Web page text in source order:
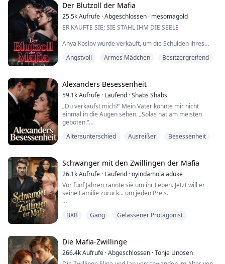
Lucien wurde mit einem Geheimnis geboren.
Einem, das nicht einmal er selbst verstand.
Einem, das sein Vater immer wusste — und ihn dafür
hasste.
führte, lebte Lucien hinter verschlossenen Türen
eingesperr...
Der Blutzoll der Mafia
25.5kAufrufe ·Abgeschlossen · mesomagold
ER KAUFTE SIE; SIE STAHL IHM DIE SEELE
Anya Koslov wurde verkauft, um die Schulden ihres
mächtigste Bratwa Moskaus gemacht. Nun ist sie eine
fürchteten.
„Bitte … ich tue alles“, flüsterte Anya, ihre Stimme ein
dünner, zerbrechlicher Faden in der erdrücken...
Angstvoll Armes Mädchen Besitzergreifend
Alexanders Besessenheit
59.1kAufrufe · Laufend ·Shabs Shabs
„Du verkaufst mich?“ Mein Vater konnte mir nicht
einmal in die Augen sehen. „Solas hat am meisten
geboten.“
mich, seine große Hand legte sich besitzergreifend um
Alexander. „Ich bin der Einzige, der ihre Beine spreizen
darf.“
Er zerrte mich zu seinem ...
Altersunterschied Ausreißer Besessenheit
Schwanger mit den Zwillingen der Mafia
26.1kAufrufe · Laufend ·oyindamola aduke
Vor fünf Jahren rannte sie um ihr Leben. Jetzt will er
seine Familie zurück... um jeden Preis.
Italiens gefürchtetstem Mafia-Boss, entkam Elena
für Verrat verantwortlich gemacht und durch seine
Affären gedemütigt, wurde Elena wie Abfall beis...
BXB Gang Gelassener Protagonist
Die Mafia-Zwillinge
266.4kAufrufe ·Abgeschlossen ·Tonje Unosen